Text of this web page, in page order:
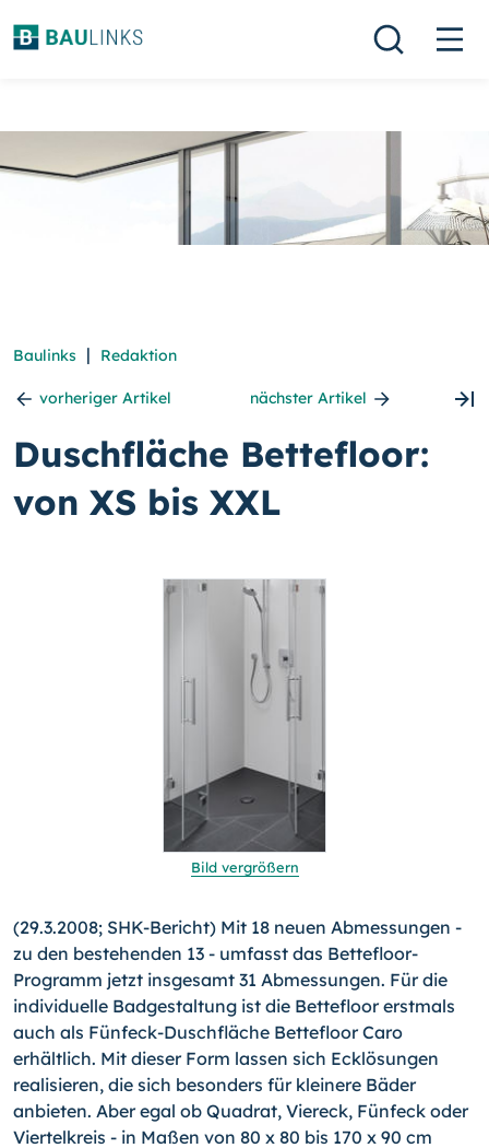
Baulinks | Redaktion
vorheriger Artikel nächster Artikel
Duschfläche Bettefloor:
von XS bis XXL
Bild vergrößern
(29.3.2008; SHK-Bericht) Mit 18 neuen Abmessungen -
zu den bestehenden 13 - umfasst das Bettefloor-
Programm jetzt insgesamt 31 Abmessungen. Für die
individuelle Badgestaltung ist die Bettefloor erstmals
auch als Fünfeck-Duschfläche Bettefloor Caro
erhältlich. Mit dieser Form lassen sich Ecklösungen
realisieren, die sich besonders für kleinere Bäder
anbieten. Aber egal ob Quadrat, Viereck, Fünfeck oder
Viertelkreis - in Maßen von 80 x 80 bis 170 x 90 cm